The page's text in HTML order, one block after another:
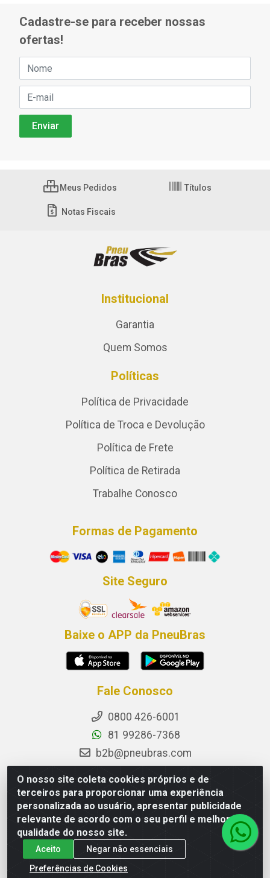
O nosso site coleta cookies próprios e de
terceiros para proporcionar uma experiência
personalizada ao usuário, apresentar publicidade
relevante de acordo com o seu perfil e melhorar a
qualidade do nosso site.
Aceito
Negar não essenciais
Preferências de Cookies
Cadastre-se para receber nossas
ofertas!
Meus Pedidos Títulos
Notas Fiscais
Institucional
Garantia
Quem Somos
Políticas
Política de Privacidade
Política de Troca e Devolução
Política de Frete
Política de Retirada
Trabalhe Conosco
Formas de Pagamento
Site Seguro
Baixe o APP da PneuBras
Fale Conosco
0800 426-6001
81 99286-7368
b2b@pneubras.com
Instagram
Facebook
Privacidade e Dados (DPO):
dpo.pneubras@pneubras.com